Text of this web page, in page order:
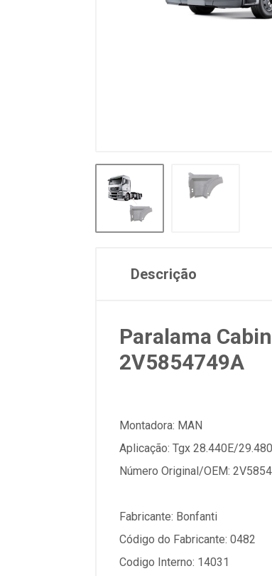
Descrição
Paralama
2V5854749A
Montadora: MAN
Aplicação: Tgx 28.440E/
Número Original/OEM:
Fabricante: Bonfanti
Código do Fabricante: 0482
Codigo Interno: 14031